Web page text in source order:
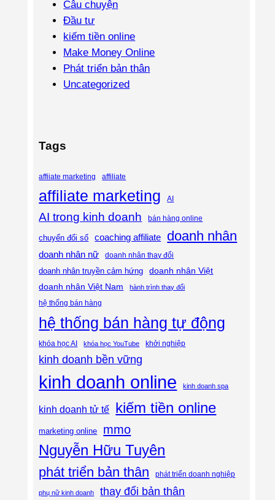
Câu chuyện
Đầu tư
kiếm tiền online
Make Money Online
Phát triển bản thân
Uncategorized
Tags
affiiate marketing affiliate
affiliate marketing AI
AI trong kinh doanh bán hàng online
chuyển đổi số coaching affiliate doanh nhân
doanh nhân nữ doanh nhân thay đổi
doanh nhân truyền cảm hứng
doanh nhân Việt
doanh nhân Việt Nam
hành trình thay đổi
hệ thống bán hàng
hệ thống bán hàng tự động
khóa học AI khóa học YouTube khởi nghiệp
kinh doanh bền vững
kinh doanh online kinh doanh spa
kinh doanh tử tế kiếm tiền online
marketing online mmo
Nguyễn Hữu Tuyên
phát triển bản thân phát triển doanh nghiệp
phụ nữ kinh doanh thay đổi bản thân